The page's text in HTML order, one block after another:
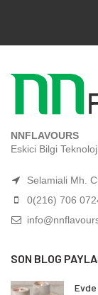
NNFLAVOURS
Eskici Bilgi
Selamiali Mh.
0(216) 706
SON BLOG
Evde